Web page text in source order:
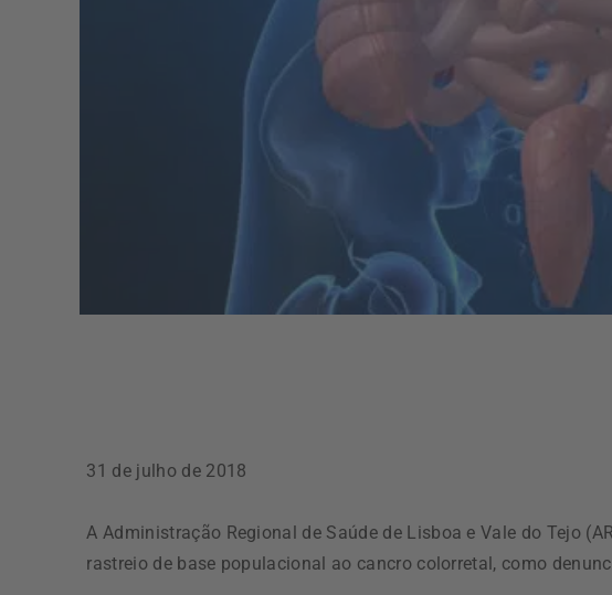
31 de julho de 2018
A Administração Regional de Saúde de Lisboa e Vale do Tejo
rastreio de base populacional ao cancro colorretal, como